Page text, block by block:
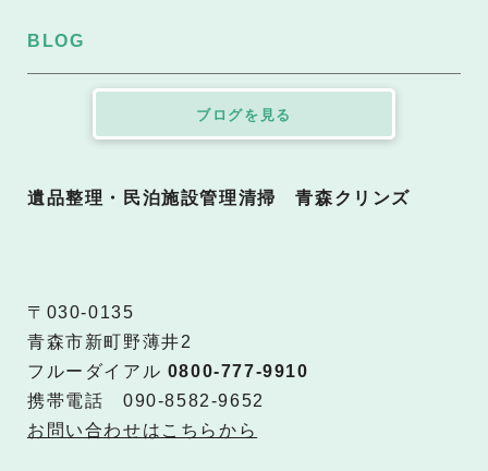
BLOG
ブログを見る
遺品整理・民泊施設管理清掃 青森クリンズ
〒030-0135
青森市新町野薄井2
フルーダイアル 0800-777-9910
携帯電話 090-8582-9652
お問い合わせはこちらから